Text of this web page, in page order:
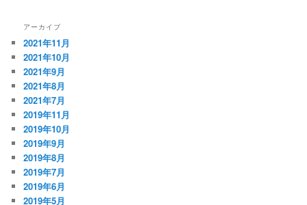
アーカイブ
2021年11月
2021年10月
2021年9月
2021年8月
2021年7月
2019年11月
2019年10月
2019年9月
2019年8月
2019年7月
2019年6月
2019年5月